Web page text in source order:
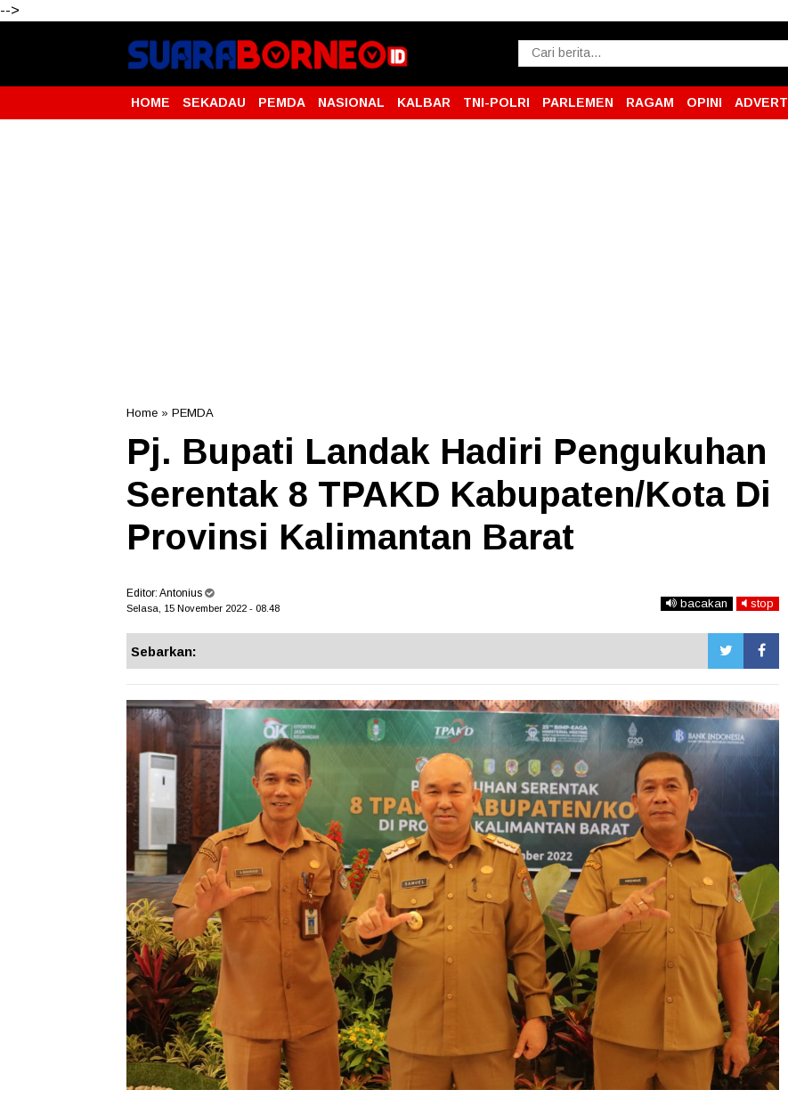
-->
HOME SEKADAU PEMDA NASIONAL KALBAR TNI-POLRI PARLEMEN RAGAM OPINI
Home » PEMDA
Pj. Bupati Landak Hadiri Pengukuhan
Serentak 8 TPAKD Kabupaten/Kota Di
Provinsi Kalimantan Barat
Editor: Antonius
Selasa, 15 November 2022 - 08.48 bacakan stop
Sebarkan: